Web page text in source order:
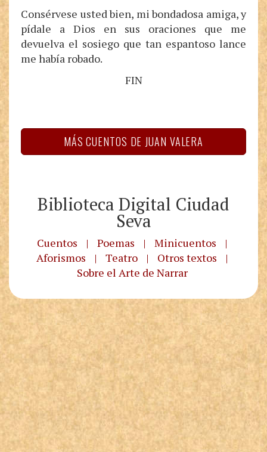
Consérvese usted bien, mi bondadosa amiga, y
pídale a Dios en sus oraciones que me
devuelva el sosiego que tan espantoso lance
me había robado.
FIN
MÁS CUENTOS DE JUAN VALERA
Biblioteca Digital Ciudad
Seva
Cuentos | Poemas | Minicuentos
|
Aforismos
| Teatro | Otros textos
|
Sobre el Arte de Narrar